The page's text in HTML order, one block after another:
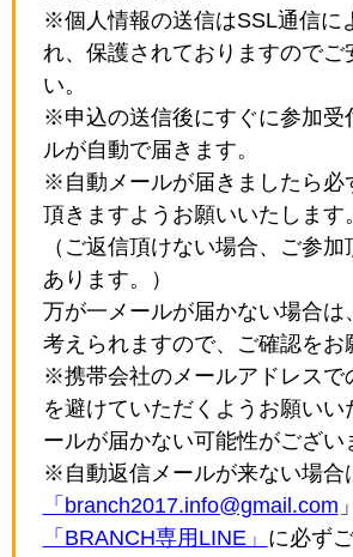
※個人情報の送信はSSL通信に
れ、保護されておりますのでご
い。
※申込の送信後にすぐに参加受
ルが自動で届きます。
※自動メールが届きましたら必
頂きますようお願いいたします
（ご返信頂けない場合、ご参
あります。）
万が一メールが届かない場合は
考えられますので、ご確認をお
※携帯会社のメールアドレスで
を避けていただくようお願いい
ールが届かない可能性がござい
※自動返信メールが来ない場合
「branch2017.info@gmail.com
「BRANCH専用LINE」 に必ず